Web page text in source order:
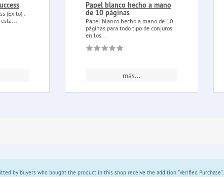
(Éxito) .
Papel blanco hecho a mano
de 10 páginas
Papel blanco hecho a mano de 10
páginas para todo tipo de conjuros
en los...
más...
by buyers who bought the product in this shop receive the addition "Verified Purchase".